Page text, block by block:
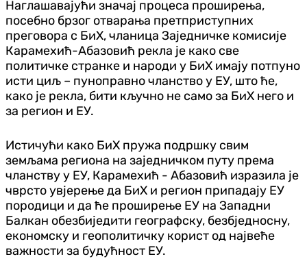
Наглашавајући значај процеса проширења,
посебно брзог отварања претприступних
преговора с БиХ, чланица Заједничке комисије
Карамехић-Абазовић рекла је како све
политичке странке и народи у БиХ имају потпуно
исти циљ – пуноправно чланство у ЕУ, што ће,
како је рекла, бити кључно не само за БиХ него и
за регион и ЕУ.
Истичући како БиХ пружа подршку свим
земљама региона на заједничком путу према
чланству у ЕУ, Карамехић - Абазовић изразила је
чврсто увјерење да БиХ и регион припадају ЕУ
породици и да ће проширење ЕУ на Западни
Балкан обезбиједити географску, безбједносну,
економску и геополитичку корист од највеће
важности за будућност ЕУ.